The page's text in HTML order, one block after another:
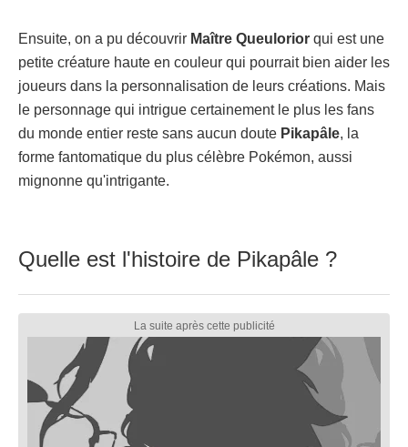
Ensuite, on a pu découvrir Maître Queulorior qui est une
petite créature haute en couleur qui pourrait bien aider les
joueurs dans la personnalisation de leurs créations. Mais
le personnage qui intrigue certainement le plus les fans
du monde entier reste sans aucun doute Pikapâle, la
forme fantomatique du plus célèbre Pokémon, aussi
mignonne qu'intrigante.
Quelle est l'histoire de Pikapâle ?